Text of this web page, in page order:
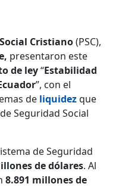
Cristiano(PSC),
presentaron este
de ley“Estabilidad
”, con el
de liquidezque
Seguridad Social
de Seguridad
de dólares. Al
8.891 millones de